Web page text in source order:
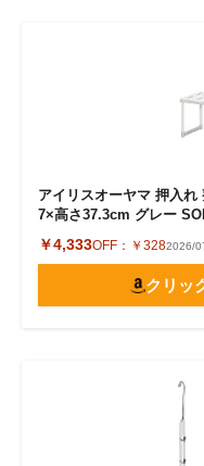
アイリスオーヤマ 押入
7×高さ37.3cm グレー
￥4,333OFF： ￥3282026/
クリッ